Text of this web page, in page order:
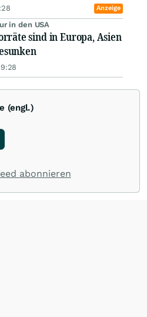
Anzeige
in den USA
sind in Europa, Asien
(engl.)
abonnieren